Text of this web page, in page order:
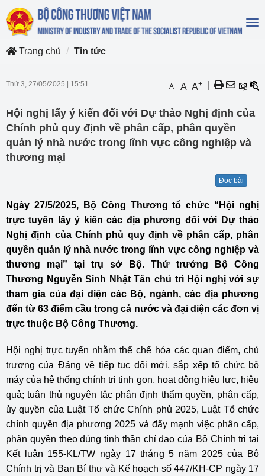
Trang chủ
Tin tức
Thứ 3, 27/05/2025 15:51 A- A A+
Hội nghị lấy ý kiến đối với Dự thảo Nghị định của
Chính phủ quy định về phân cấp, phân quyền
quản lý nhà nước trong lĩnh vực công nghiệp và
thương mại
Đọc bài
Ngày 27/5/2025, Bộ Công Thương tổ chức “Hội nghị
trực tuyến lấy ý kiến các địa phương đối với Dự thảo
Nghị định của Chính phủ quy định về phân cấp, phân
quyền quản lý nhà nước trong lĩnh vực công nghiệp và
thương mại” tại trụ sở Bộ. Thứ trưởng Bộ Công
Thương Nguyễn Sinh Nhật Tân chủ trì Hội nghị với sự
tham gia của đại diện các Bộ, ngành, các địa phương
đến từ 63 điểm cầu trong cả nước và đại diện các đơn vị
trực thuộc Bộ Công Thương.
Hội nghị trực tuyến nhằm thể chế hóa các quan điểm, chủ
trương của Đảng về tiếp tục đổi mới, sắp xếp tổ chức bộ
máy của hệ thống chính trị tinh gọn, hoạt động hiệu lực, hiệu
quả; tuân thủ nguyên tắc phân định thẩm quyền, phân cấp,
ủy quyền của Luật Tổ chức Chính phủ 2025, Luật Tổ chức
chính quyền địa phương 2025 và đẩy mạnh việc phân cấp,
phân quyền theo đúng tinh thần chỉ đạo của Bộ Chính trị tại
Kết luận 155-KL/TW ngày 17 tháng 5 năm 2025 của Bộ
Chính trị và Ban Bí thư và Kế hoạch số 447/KH-CP ngày 17